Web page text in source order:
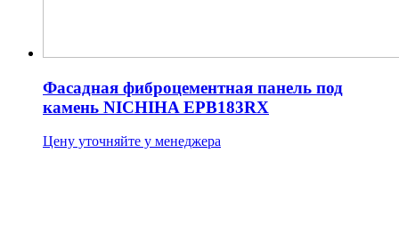
Фасадная фиброцементная панель под
камень NICHIHA EPB183RX
Цену уточняйте у менеджера